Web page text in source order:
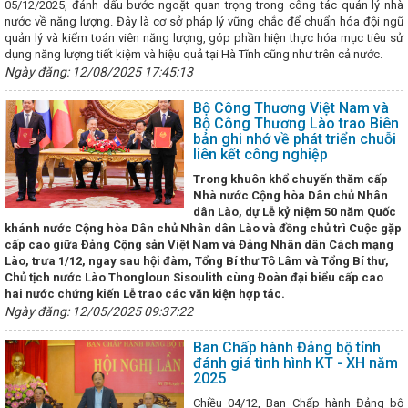
2030 trên địa bàn tỉnh Hà Tĩnh
Bộ Công Thương Việt Nam và Bộ
bản ghi nhớ về phát triển chuỗi liên kết công nghiệp
Bộ đội Biên
Hội thi "Dân vận khéo" Hà Tĩnh năm 2024
Tình hình sản xuất
đầu năm 2026
Kỳ họp lần thứ 13 Ủy ban hợp tác kinh tế,
Quốc
Hà Tĩnh tham gia Hội nghị Kết nối cung - cầu giữa Thành
thành phố trong cả nước
Hà Tĩnh tăng cường hợp tác với
động Khoa học công nghệ, chuyển đổi số
Ứng xử với tin giả
như thế nào?
Thúc đẩy đưa đặc sản Hà Tĩnh đến người tiêu
thế kỷ vươn mình khởi sắc
Thúc đẩy hợp tác giữa TP Hồ Chí
và phía Bắc
Tăng trưởng GRDP Hà Tĩnh ước đạt 8,78%, xếp thứ
huấn kiến thức công nghiệp hỗ trợ, công nghiệp nông thôn, phổ
công nghiệp
HĐND tỉnh Hà Tĩnh nhiệm kỳ 2021-2026 thông qua
có 6 dự án khởi công, khởi động chào mừng Đại hội XIV của Đảng
hiện Nghị quyết số 209/NQ-CP ngày 28/10/2024 của Chính phủ;
10/01/2025 của Tỉnh ủy về việc thực hiện Chỉ thị số 31-CT/TW
thư Trung ương Đảng khóa XIII về tiếp tục tăng cường sự
An
thương mại điện tử và thanh toán không dùng tiền mặt
Kỳ
chất vấn về nguy cơ mất an toàn hồ đập
Không để lọt vào
nói nhiều làm ít
Chủ tịch UBND tỉnh: Quyết tâm tạo đột
và bền vững giai đoạn 2026 - 2030
nghiệp trên địa bàn tỉnh Hà Tĩnh
Tập trung tháo gỡ vướng mắc,
ở Hà Tĩnh
Làm việc với Tổng Công ty Tân cảng Sài Gòn về
qua cảng Vũng Áng
DIỄN TẬP ỨNG PHÓ SỰ CỐ HÓA CHẤT NĂM
NGHIỆP HÓA CHẤT MỎ HÀ TĨNH
Bộ Công Thương ban hành Chỉ
công tác quản lý, kiểm soát hóa chất cần kiểm soát đặc biệt và
05/12/2025, đánh dấu bước ngoặt quan trọng trong công tác quản lý nhà
nước về năng lượng. Đây là cơ sở pháp lý vững chắc để chuẩn hóa đội ngũ
quản lý và kiểm toán viên năng lượng, góp phần hiện thực hóa mục tiêu sử
dụng năng lượng tiết kiệm và hiệu quả tại Hà Tĩnh cũng như trên cả nước.
Ngày đăng: 12/08/2025 17:45:13
Bộ Công Thương Việt Nam và
Bộ Công Thương Lào trao Biên
bản ghi nhớ về phát triển chuỗi
liên kết công nghiệp
Trong khuôn khổ chuyến thăm cấp
Nhà nước Cộng hòa Dân chủ Nhân
dân Lào, dự Lễ kỷ niệm 50 năm Quốc
khánh nước Cộng hòa Dân chủ Nhân dân Lào và đồng chủ trì Cuộc gặp
cấp cao giữa Đảng Cộng sản Việt Nam và Đảng Nhân dân Cách mạng
Lào, trưa 1/12, ngay sau hội đàm, Tổng Bí thư Tô Lâm và Tổng Bí thư,
Chủ tịch nước Lào Thongloun Sisoulith cùng Đoàn đại biểu cấp cao
hai nước chứng kiến Lễ trao các văn kiện hợp tác.
Ngày đăng: 12/05/2025 09:37:22
Ban Chấp hành Đảng bộ tỉnh
đánh giá tình hình KT - XH năm
2025
Chiều 04/12, Ban Chấp hành Đảng bộ